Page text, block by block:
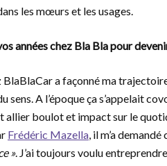
les mœurs et les usages.
années chez Bla Bla pour
a façonné ma
sens. A l’époque ça s’appelait
allier boulot et impact sur le
Frédéric Mazella, il m’a
». J’ai toujours voulu